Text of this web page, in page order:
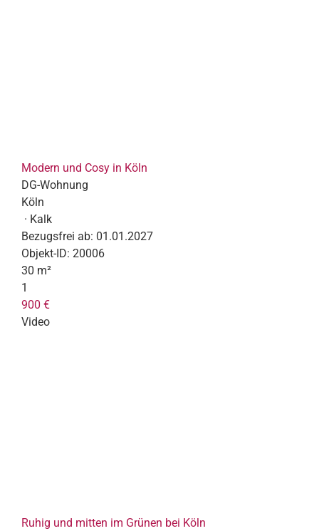
Modern und Cosy in Köln
DG-Wohnung
Köln
· Kalk
Bezugsfrei ab: 01.01.2027
Objekt-ID: 20006
30 m²
1
900 €
Video
Ruhig und mitten im Grünen bei Köln